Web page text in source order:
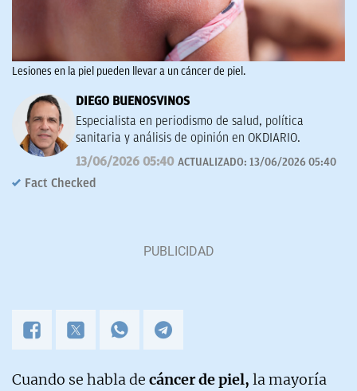
Lesiones en la piel pueden llevar a un cáncer de piel.
DIEGO BUENOSVINOS
Especialista en periodismo de salud, política
sanitaria y análisis de opinión en OKDIARIO.
13/06/2026 05:40 ACTUALIZADO: 13/06/2026 05:40
Fact Checked
Cuando se habla de cáncer de piel, la mayoría